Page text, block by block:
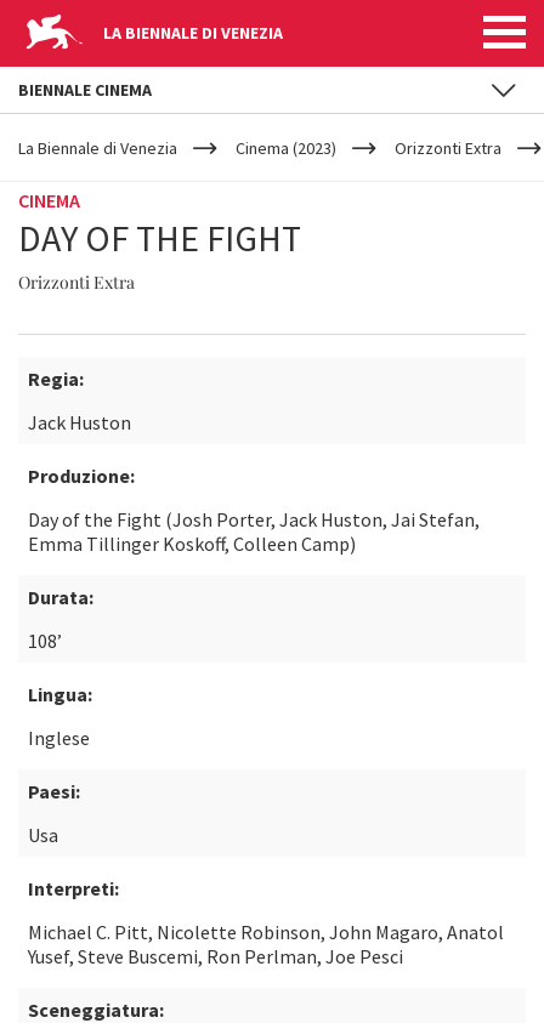
LA BIENNALE DI VENEZIA
YOUR
ARE
La Biennale di Venezia Cinema (2023) Orizzonti Extra
CINEMA
DAY OF THE FIGHT
Orizzonti Extra
Regia:
Jack Huston
Produzione:
Day of the Fight (Josh Porter, Jack Huston, Jai Stefan,
Emma Tillinger Koskoff, Colleen Camp)
Durata:
108’
Lingua:
Inglese
Paesi:
Usa
Interpreti:
Michael C. Pitt, Nicolette Robinson, John Magaro, Anatol
Yusef, Steve Buscemi, Ron Perlman, Joe Pesci
Sceneggiatura:
BIENNALE CINEMA